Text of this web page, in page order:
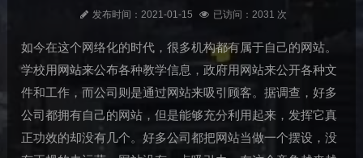
发布时间：2021-01-15 已访问：2031 次
如今在这个网络化的时代，很多机构都有属于自己的网站。
学校用网站来公布各种教学信息，政府用网站来公开各种文
件和工作，而公司则是通过网站来吸引顾客。据调查，好多
公司都拥有自己的网站，但是能够充分利用起来，发挥它真
正功效的却没有几个。好多公司都把网站当做一个摆设，没